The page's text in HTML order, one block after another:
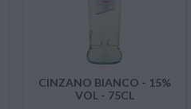
CINZANO BIANCO - 15%
VOL - 75CL